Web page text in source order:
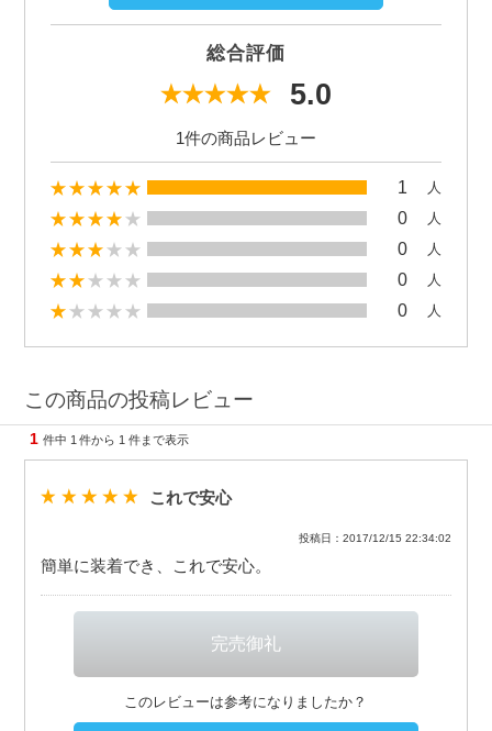
総合評価
5.0
1件の商品レビュー
1 人
0 人
0 人
0 人
0 人
この商品の投稿レビュー
1 件中 1 件から 1 件まで表示
これで安心
投稿日：2017/12/15 22:34:02
簡単に装着でき、これで安心。
このレビューは参考になりましたか？